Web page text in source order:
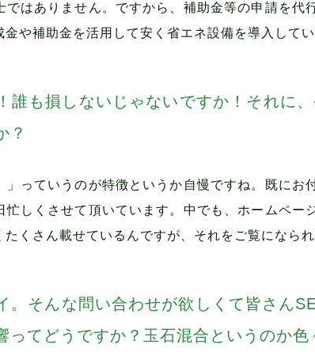
ではありません。ですから、補助金等の申請を
や補助金を活用して安く省エネ設備を導入してい
も損しないじゃないですか！それに
？
」っていうのが特徴というか自慢ですね。既に
忙しくさせて頂いています。中でも、ホームペ
くさん載せているんですが、それをご覧になら
。そんな問い合わせが欲しくて皆さん
ってどうですか？玉石混合というのか